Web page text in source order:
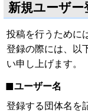
新規ユーザー
投稿を行うために
登録の際には、以
い申し上げます。
ユーザー名
登録する団体名を